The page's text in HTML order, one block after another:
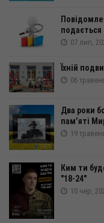
подається
07 лип,
Їхній
06
Два роки
пам’яті
19
Ким ти
"18-24"
10 чер,